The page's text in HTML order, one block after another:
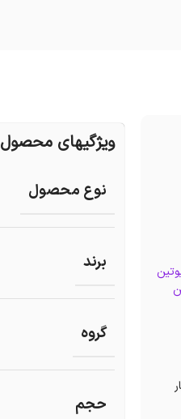
ویژگیهای محصول
نوع محصول
برند
گروه
حجم